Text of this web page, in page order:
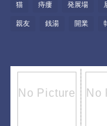
猫 痔瘻 発展場
親友 銭湯 開業